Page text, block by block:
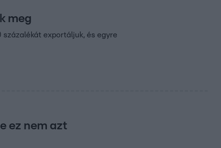
meg
exportáljuk, és egyre
ez nem azt